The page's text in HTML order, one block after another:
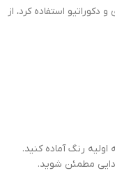
استفاده کرد، از
رنگ آماده کنید.
مطمئن شوید.